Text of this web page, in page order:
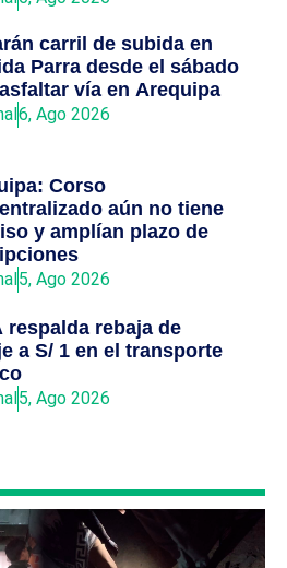
carril de subida en
Parra desde el sábado
vía en Arequipa
6, Ago 2026
Corso
aún no tiene
y amplían plazo de
5, Ago 2026
respalda rebaja de
a S/ 1 en el transporte
5, Ago 2026